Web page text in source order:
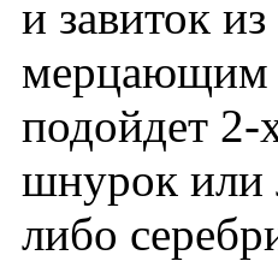
и завиток
мерцающим
подойдет
шнурок или
либо